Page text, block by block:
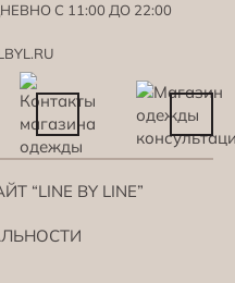
С 11:00 ДО 22:00
BY LINE”